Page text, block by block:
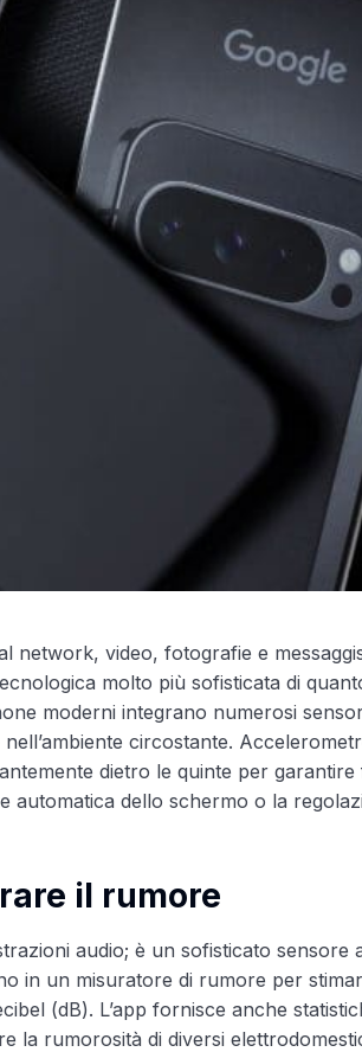
network, video, fotografie e
molto più sofisticata di
moderni integrano numerosi
circostante.
dietro le quinte per
automatica dello schermo o la
il rumore
audio; è un sofisticato sensore
in un misuratore di rumore per
(dB). L’app fornisce anche
la rumorosità di diversi